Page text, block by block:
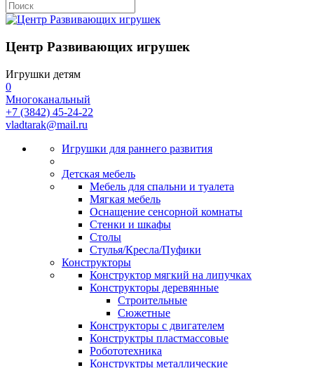
Центр Развивающих игрушек
Игрушки детям
0
Многоканальный
+7 (3842) 45-24-22
vladtarak@mail.ru
Игрушки для раннего развития
Детская мебель
Мебель для спальни и туалета
Мягкая мебель
Оснащение сенсорной комнаты
Стенки и шкафы
Столы
Стулья/Кресла/Пуфики
Конструкторы
Конструктор мягкий на липучках
Конструкторы деревянные
Строительные
Сюжетные
Конструкторы с двигателем
Конструктры пластмассовые
Робототехника
Конструктры металлические